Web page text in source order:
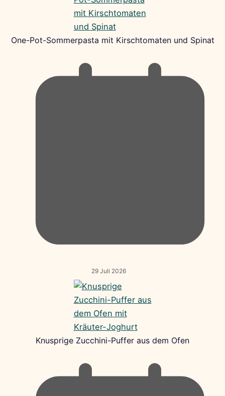
One-Pot-Sommerpasta mit Kirschtomaten und Spinat
29 Juli 2026
Knusprige Zucchini-Puffer aus dem Ofen